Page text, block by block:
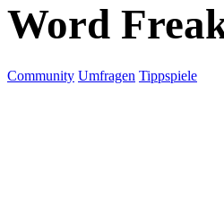
Word
Community Umfragen Tippspiele